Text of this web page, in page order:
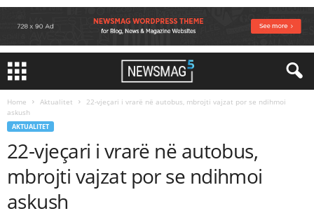
Home Aktualitet
22-vjeçari i vrarë në autobus, mbrojti vajzat por se ndihmoi
askush
AKTUALITET
22-vjeçari i vrarë në autobus,
mbrojti vajzat por se ndihmoi
askush